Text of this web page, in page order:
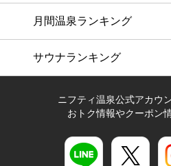
月間温泉ランキング
サウナランキング
ニフティ温泉公式アカウ
おトク情報やクーポン